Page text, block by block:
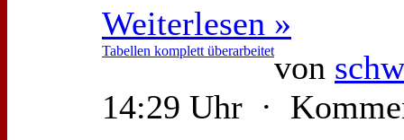
Weiterlesen »
Tabellen komplett überarbeitetvon
14:29 Uhr ·